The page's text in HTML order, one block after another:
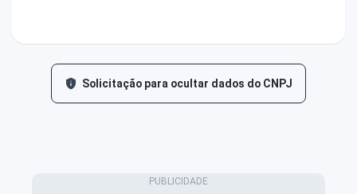
Solicitação para ocultar dados do CNPJ